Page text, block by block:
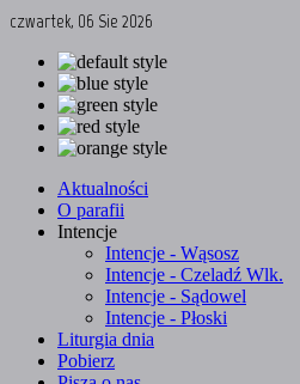
czwartek, 06 Sie 2026
Aktualności
O parafii
Intencje
Intencje - Wąsosz
Intencje - Czeladź Wlk.
Intencje - Sądowel
Intencje - Płoski
Liturgia dnia
Pobierz